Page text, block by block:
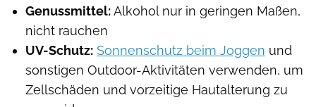
Genussmittel:Alkohol nur in geringen Maßen,
nicht rauchen
UV-Schutz: Sonnenschutz beim Joggen und
sonstigen Outdoor-Aktivitäten verwenden, um
Zellschäden und vorzeitige Hautalterung zu